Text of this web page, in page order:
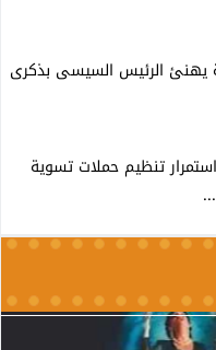
يهنئ الرئيس السيسى بذكرى
تنظيم حملات تسوية